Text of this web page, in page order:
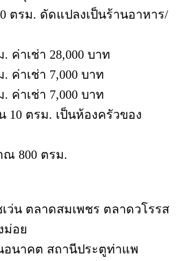
ตรม. ดัดแปลงเป็นร้านอาหาร/
ค่าเช่า 28,000 บาท
ค่าเช่า 7,000 บาท
ค่าเช่า 7,000 บาท
10 ตรม. เป็นห้องครัวของ
800 ตรม.
ว่น ตลาดสมเพชร ตลาดวโรรส
ม่อย
อนาคต สถานีประตูท่าแพ